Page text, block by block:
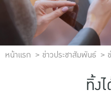
รู้จักไทยประกันชีวิต
นักลงทุนสัมพันธ์
เพื่อสังคมไทย
ติดต่อไทยประกันชีวิต
หน้าแรก ข่าวประชาสัมพันธ์
ทิ้ง